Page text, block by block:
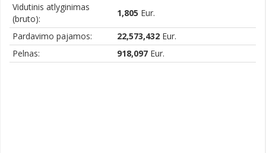
Vidutinis atlyginimas
(bruto):
1,805 Eur.
Pardavimo pajamos: 22,573,432 Eur.
Pelnas:
918,097 Eur.